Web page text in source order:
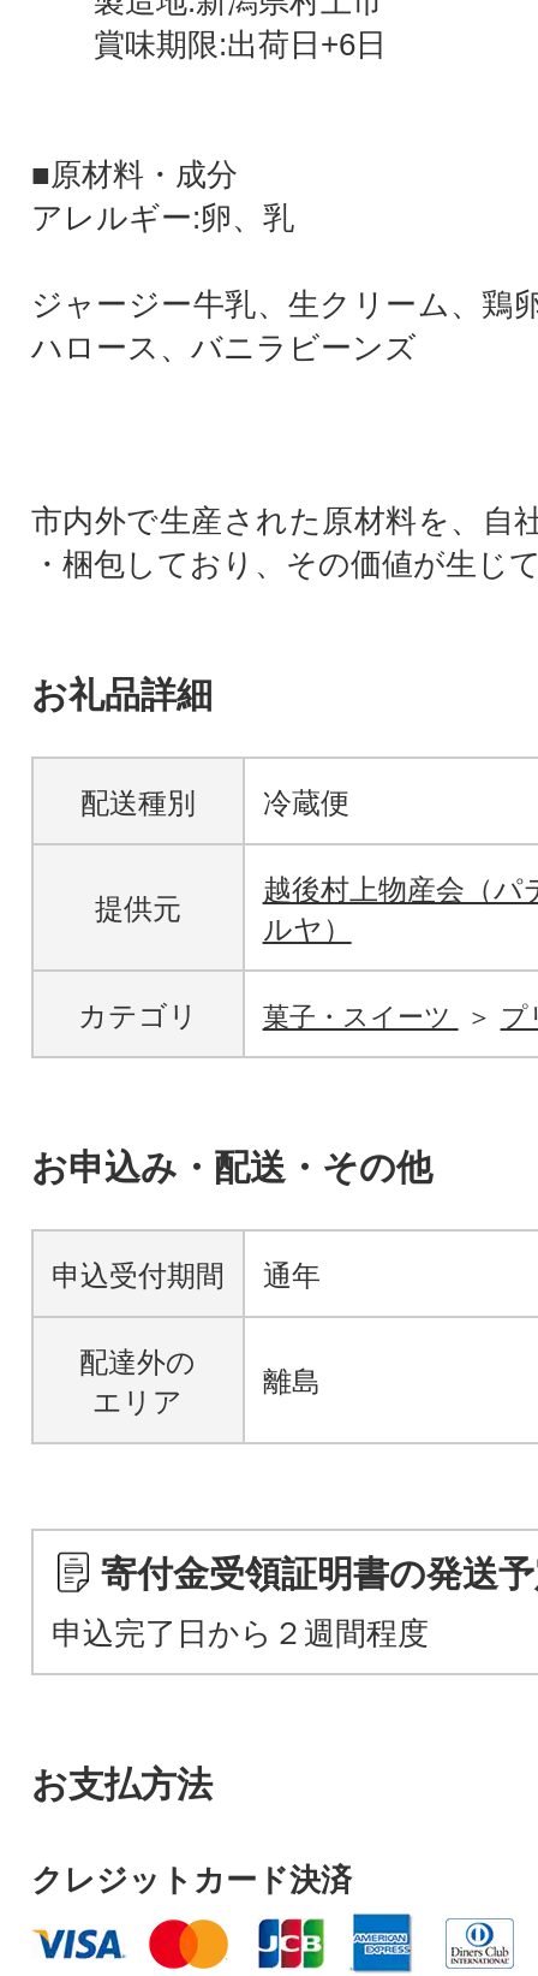
賞味期限:出荷日+6日
■原材料・成分
アレルギー:卵、乳
ジャージー牛乳、生クリーム、鶏
ハロース、バニラビーンズ
市内外で生産された原材料を、自
・梱包しており、その価値が生じ
お礼品詳細
配送種別 冷蔵便
提供元
越後村上物産会（パ
ルヤ）
カテゴリ 菓子・スイーツ プ
お申込み・配送・その他
申込受付期間 通年
配達外の
エリア
離島
寄付金受領証明書の発送
申込完了日から２週間程度
お支払方法
クレジットカード決済